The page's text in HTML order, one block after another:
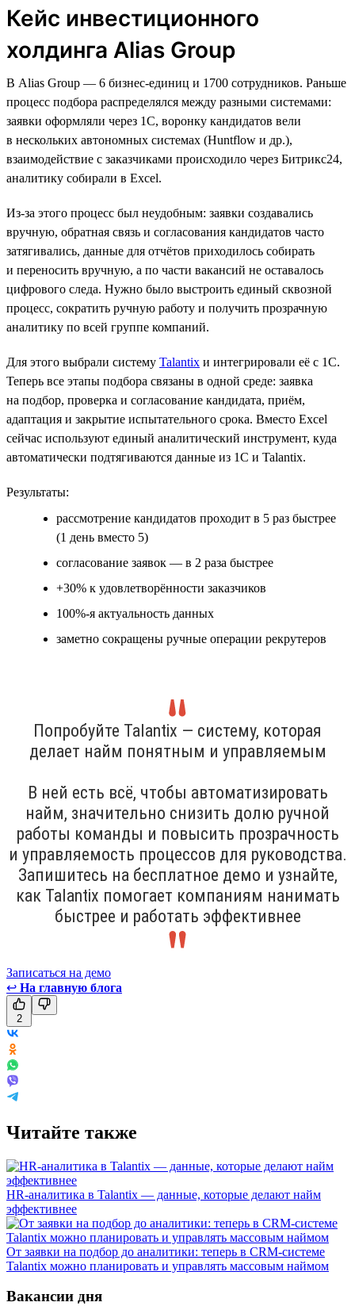
Кейс инвестиционного
холдинга Alias Group
В Alias Group — 6 бизнес-единиц и 1700 сотрудников. Раньше
процесс подбора распределялся между разными системами:
заявки оформляли через 1С, воронку кандидатов вели
в нескольких автономных системах (Huntflow и др.),
взаимодействие с заказчиками происходило через Битрикс24,
аналитику собирали в Excel.
Из-за этого процесс был неудобным: заявки создавались
вручную, обратная связь и согласования кандидатов часто
затягивались, данные для отчётов приходилось собирать
и переносить вручную, а по части вакансий не оставалось
цифрового следа. Нужно было выстроить единый сквозной
процесс, сократить ручную работу и получить прозрачную
аналитику по всей группе компаний.
Для этого выбрали систему Talantix и интегрировали её с 1С.
Теперь все этапы подбора связаны в одной среде: заявка
на подбор, проверка и согласование кандидата, приём,
адаптация и закрытие испытательного срока. Вместо Excel
сейчас используют единый аналитический инструмент, куда
автоматически подтягиваются данные из 1С и Talantix.
Результаты:
рассмотрение кандидатов проходит в 5 раз быстрее
(1 день вместо 5)
согласование заявок — в 2 раза быстрее
+30% к удовлетворённости заказчиков
100%-я актуальность данных
заметно сокращены ручные операции рекрутеров
Попробуйте Talantix — систему, которая
делает найм понятным и управляемым
В ней есть всё, чтобы автоматизировать
найм, значительно снизить долю ручной
работы команды и повысить прозрачность
и управляемость процессов для руководства.
Запишитесь на бесплатное демо и узнайте,
как Talantix помогает компаниям нанимать
быстрее и работать эффективнее
Записаться на демо
↩ На главную блога
2
Читайте также
HR-аналитика в Talantix — данные, которые делают найм
эффективнее
От заявки на подбор до аналитики: теперь в CRM-системе
Talantix можно планировать и управлять массовым наймом
Вакансии дня